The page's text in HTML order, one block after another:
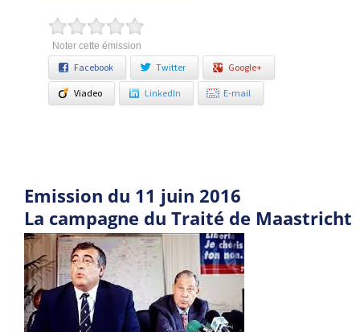
Noter cette émission
Facebook Twitter Google+
Viadeo LinkedIn E-mail
Emission du 11 juin 2016
La campagne du Traité de Maastricht